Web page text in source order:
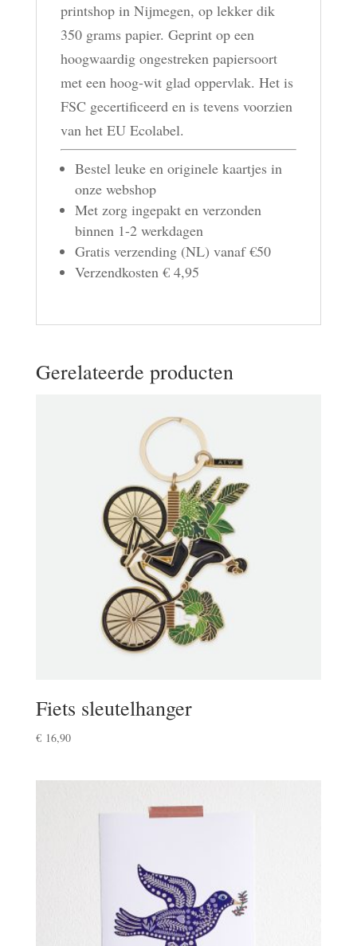
printshop in Nijmegen, op lekker dik
350 grams papier. Geprint op een
hoogwaardig ongestreken papiersoort
met een hoog-wit glad oppervlak. Het is
FSC gecertificeerd en is tevens voorzien
van het EU Ecolabel.
Bestel leuke en originele kaartjes in
onze webshop
Met zorg ingepakt en verzonden
binnen 1-2 werkdagen
Gratis verzending (NL) vanaf €50
Verzendkosten € 4,95
Gerelateerde producten
Fiets sleutelhanger
€16,90